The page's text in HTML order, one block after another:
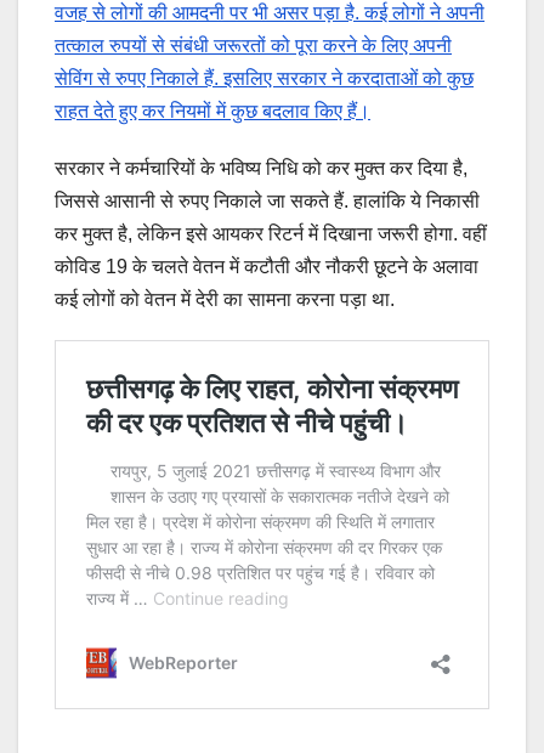
वजह से लोगों की आमदनी पर भी असर पड़ा है. कई लोगों ने अपनी
तत्काल रुपयों से संबंधी जरूरतों को पूरा करने के लिए अपनी
सेविंग से रुपए निकाले हैं. इसलिए सरकार ने करदाताओं को कुछ
राहत देते हुए कर नियमों में कुछ बदलाव किए हैं।
सरकार ने कर्मचारियों के भविष्य निधि को कर मुक्त कर दिया है,
जिससे आसानी से रुपए निकाले जा सकते हैं. हालांकि ये निकासी
कर मुक्त है, लेकिन इसे आयकर रिटर्न में दिखाना जरूरी होगा. वहीं
कोविड 19 के चलते वेतन में कटौती और नौकरी छूटने के अलावा
कई लोगों को वेतन में देरी का सामना करना पड़ा था.